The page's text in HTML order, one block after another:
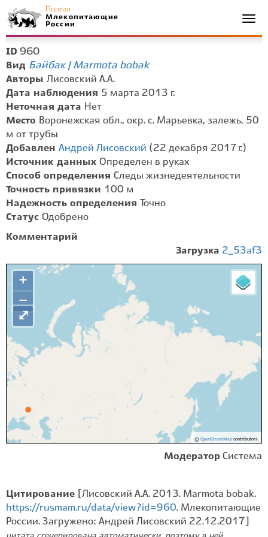
Портал
Млекопитающие
России
ID 960
Вид Байбак | Marmota bobak
Авторы Лисовский А.А.
Дата наблюдения 5 марта 2013 г.
Неточная дата Нет
Место Воронежская обл., окр. с. Марьевка, залежь, 50
м от трубы
Добавлен Андрей Лисовский (22 декабря 2017 г.)
Источник данных Определен в руках
Способ определения Следы жизнедеятельности
Точность привязки 100 м
Надежность определения
Точно
Статус Одобрено
Комментарий
Загрузка 2_53af3
+
−
© OpenStreetMapcontributors.
⤢
Модератор Система
Цитирование
[Лисовский А.А. 2013. Marmota bobak.
https://rusmam.ru/data/view?id=960. Млекопитающие
России. Загружено: Андрей Лисовский 22.12.2017]